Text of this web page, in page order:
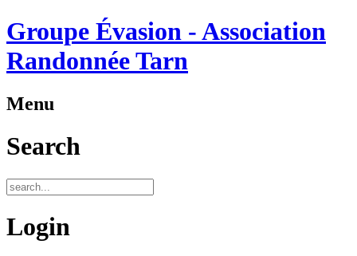
Groupe Évasion - Association
Randonnée Tarn
Menu
Search
Login